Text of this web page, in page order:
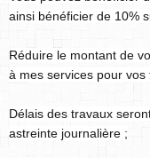
ainsi bénéficier de 10%
Réduire le montant de
à mes services pour vos
Délais des travaux
astreinte journalière ;